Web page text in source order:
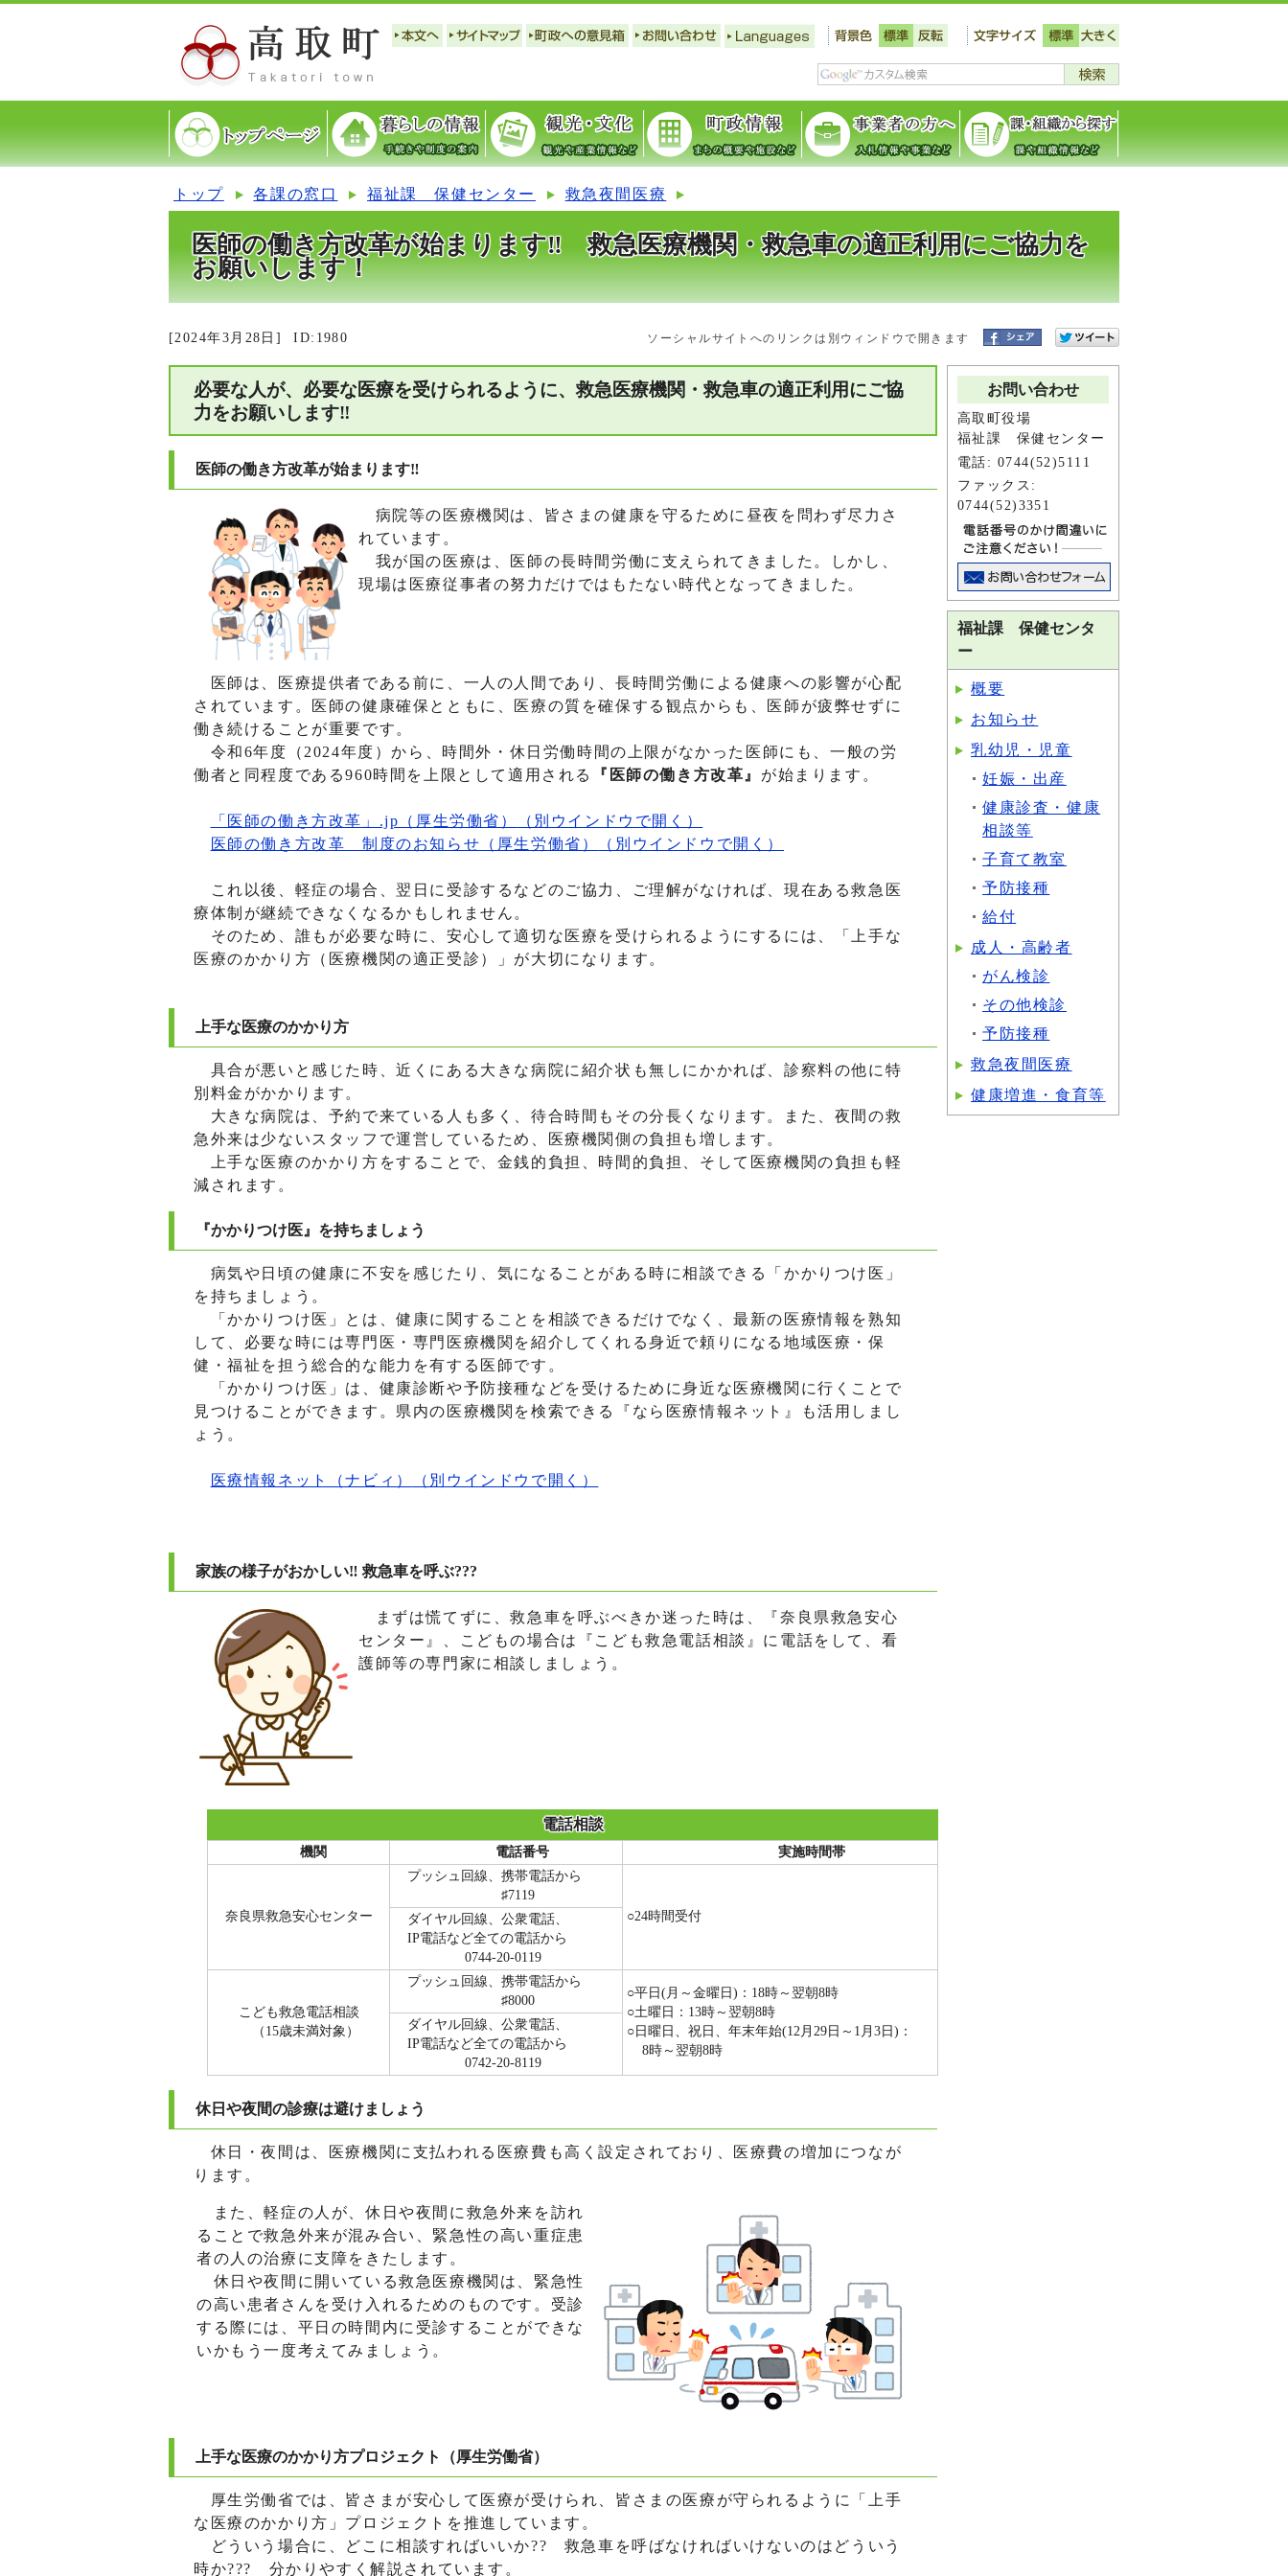
トップ 各課の窓口 福祉課 保健センター 救急夜間医療
医師の働き方改革が始まります‼ 救急医療機関・救急車の適正利用にご協力を
お願いします！
[2024年3月28日] ID:1980 ソーシャルサイトへのリンクは別ウィンドウで開きます
必要な人が、必要な医療を受けられるように、救急医療機関・救急車の適正利用にご協
力をお願いします‼
医師の働き方改革が始まります‼
病院等の医療機関は、皆さまの健康を守るために昼夜を問わず尽力さ
れています。
我が国の医療は、医師の長時間労働に支えられてきました。しかし、
現場は医療従事者の努力だけではもたない時代となってきました。
医師は、医療提供者である前に、一人の人間であり、長時間労働による健康への影響が心配
されています。医師の健康確保とともに、医療の質を確保する観点からも、医師が疲弊せずに
働き続けることが重要です。
令和6年度（2024年度）から、時間外・休日労働時間の上限がなかった医師にも、一般の労
働者と同程度である960時間を上限として適用される
『医師の働き方改革』 が始まります。
「医師の働き方改革」.jp（厚生労働省）
（別ウインドウで開く）
医師の働き方改革 制度のお知らせ（厚生労働省）
（別ウインドウで開く）
これ以後、軽症の場合、翌日に受診するなどのご協力、ご理解がなければ、現在ある救急医
療体制が継続できなくなるかもしれません。
そのため、誰もが必要な時に、安心して適切な医療を受けられるようにするには、「上手な
医療のかかり方（医療機関の適正受診）」が大切になります。
上手な医療のかかり方
具合が悪いと感じた時、近くにある大きな病院に紹介状も無しにかかれば、診察料の他に特
別料金がかかります。
大きな病院は、予約で来ている人も多く、待合時間もその分長くなります。また、夜間の救
急外来は少ないスタッフで運営しているため、医療機関側の負担も増します。
上手な医療のかかり方をすることで、金銭的負担、時間的負担、そして医療機関の負担も軽
減されます。
『かかりつけ医』を持ちましょう
病気や日頃の健康に不安を感じたり、気になることがある時に相談できる「かかりつけ医」
を持ちましょう。
「かかりつけ医」とは、健康に関することを相談できるだけでなく、最新の医療情報を熟知
して、必要な時には専門医・専門医療機関を紹介してくれる身近で頼りになる地域医療・保
健・福祉を担う総合的な能力を有する医師です。
「かかりつけ医」は、健康診断や予防接種などを受けるために身近な医療機関に行くことで
見つけることができます。県内の医療機関を検索できる『なら医療情報ネット』も活用しまし
ょう。
医療情報ネット（ナビィ） （別ウインドウで開く）
家族の様子がおかしい‼ 救急車を呼ぶ???
まずは慌てずに、救急車を呼ぶべきか迷った時は、『奈良県救急安心
センター』、こどもの場合は『こども救急電話相談』に電話をして、看
護師等の専門家に相談しましょう。
電話相談
機関 電話番号 実施時間帯
奈良県救急安心センター
プッシュ回線、携帯電話から
♯7119
○24時間受付
ダイヤル回線、公衆電話、
IP電話など全ての電話から
0744-20-0119
こども救急電話相談
（15歳未満対象）
プッシュ回線、携帯電話から
♯8000
○平日(月～金曜日)：18時～翌朝8時
○土曜日：13時～翌朝8時
○日曜日、祝日、年末年始(12月29日～1月3日)：
8時～翌朝8時
ダイヤル回線、公衆電話、
IP電話など全ての電話から
0742-20-8119
休日や夜間の診療は避けましょう
休日・夜間は、医療機関に支払われる医療費も高く設定されており、医療費の増加につなが
ります。
また、軽症の人が、休日や夜間に救急外来を訪れ
ることで救急外来が混み合い、緊急性の高い重症患
者の人の治療に支障をきたします。
休日や夜間に開いている救急医療機関は、緊急性
の高い患者さんを受け入れるためのものです。受診
する際には、平日の時間内に受診することができな
いかもう一度考えてみましょう。
上手な医療のかかり方プロジェクト（厚生労働省）
厚生労働省では、皆さまが安心して医療が受けられ、皆さまの医療が守られるように「上手
な医療のかかり方」プロジェクトを推進しています。
どういう場合に、どこに相談すればいいか?? 救急車を呼ばなければいけないのはどういう
時か??? 分かりやすく解説されています。
お問い合わせ
高取町役場
福祉課 保健センター
電話: 0744(52)5111
ファックス:
0744(52)3351
福祉課 保健センタ
ー
概要
お知らせ
乳幼児・児童
妊娠・出産
健康診査・健康
相談等
子育て教室
予防接種
給付
成人・高齢者
がん検診
その他検診
予防接種
救急夜間医療
健康増進・食育等